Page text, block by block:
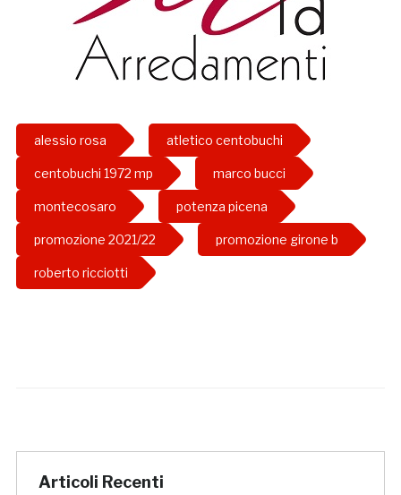
alessio rosa atletico centobuchi
centobuchi 1972 mp marco bucci
montecosaro potenza picena
promozione 2021/22 promozione girone b
roberto ricciotti
Articoli Recenti